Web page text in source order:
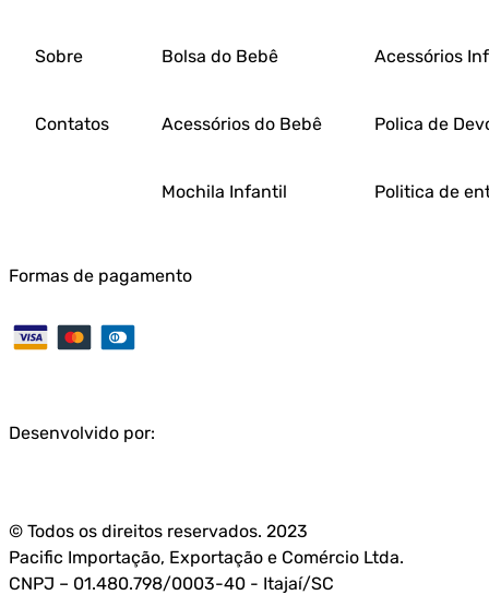
Sobre
Contatos
Bolsa do Bebê
Acessórios do Bebê
Mochila Infantil
Acessórios
Polica de
Politica de
Formas de pagamento
Desenvolvido por:
© Todos os direitos reservados. 2023
Pacific Importação, Exportação e Comércio Ltda.
CNPJ – 01.480.798/0003-40 - Itajaí/SC